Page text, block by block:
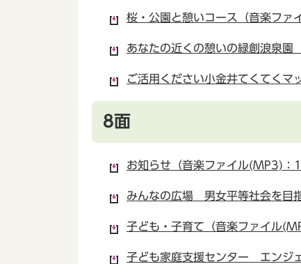
桜・公園と憩いコース（音楽ファ
あなたの近くの憩いの緑創浪泉園
ご活用ください小金井てくてく
8面
お知らせ（音楽ファイル(MP3)：
みんなの広場 男女平等社会を目
子ども・子育て（音楽ファイル
子ども家庭支援センター エンジ